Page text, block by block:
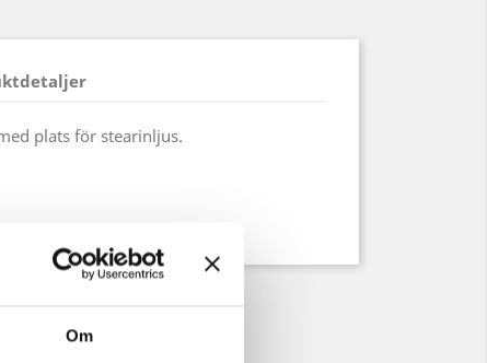
Om
plats för stearinljus.